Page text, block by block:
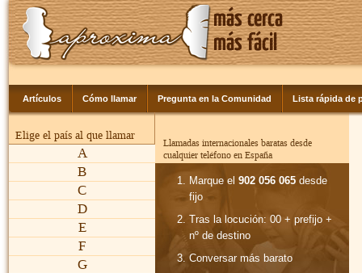
Artículos Cómo llamar Pregunta en la Comunidad Lista rápida de
Elige el país al que llamar
A
B
C
D
E
F
G
Llamadas internacionales baratas desde
cualquier teléfono en España
Marque el902 056 065 desde
fijo
Tras la locución: 00 + prefijo +
nº de destino
Conversar más barato